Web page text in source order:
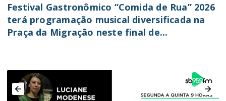
Festival Gastronômico “Comida de Rua” 2026
terá programação musical diversificada na
Praça da Migração neste final de...